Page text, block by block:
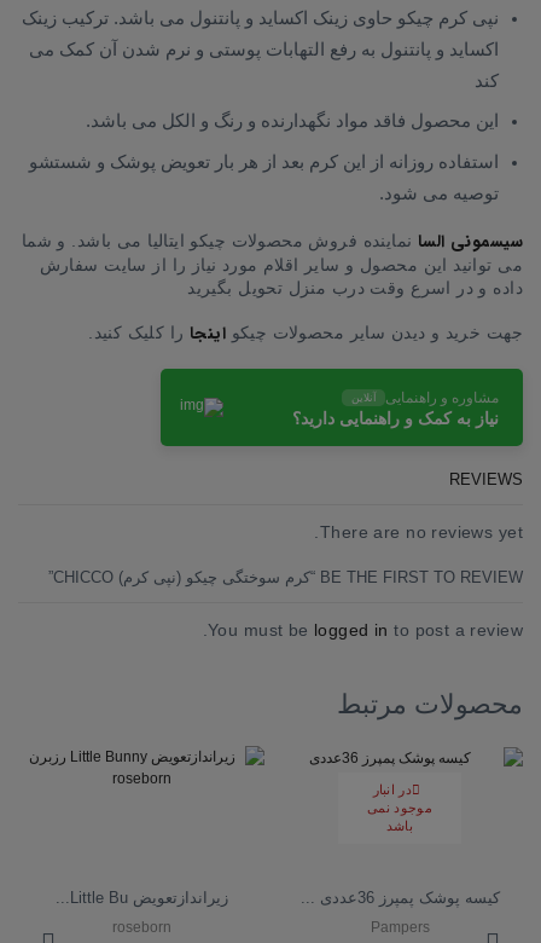
نپی کرم چیکو حاوی زینک اکساید و پانتنول می باشد. ترکیب زینک
اکساید و پانتنول به رفع التهابات پوستی و نرم شدن آن کمک می
کند
این محصول فاقد مواد نگهدارنده و رنگ و الکل می باشد.
استفاده روزانه از این کرم بعد از هر بار تعویض پوشک و شستشو
توصیه می شود.
سیسمونی السا نماینده فروش محصولات چیکو ایتالیا می باشد. و شما
می توانید این محصول و سایر اقلام مورد نیاز را از سایت سفارش
داده و در اسرع وقت درب منزل تحویل بگیرید
جهت خرید و دیدن سایر محصولات چیکو اینجا را کلیک کنید.
مشاوره و راهنمایی آنلاین
نیاز به کمک و راهنمایی دارید؟
REVIEWS
There are no reviews yet.
BE THE FIRST TO REVIEW “کرم سوختگی چیکو (نپی کرم) CHICCO”
You must be logged in to post a review.
محصولات مرتبط
در انبار
موجود نمی
باشد
کیسه پوشک پمپرز 36عددی ...
Pampers
زیراندازتعویض Little Bu...
roseborn